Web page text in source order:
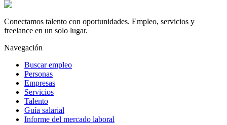
Conectamos talento con oportunidades. Empleo, servicios y
freelance en un solo lugar.
Navegación
Buscar empleo
Personas
Empresas
Servicios
Talento
Guía salarial
Informe del mercado laboral